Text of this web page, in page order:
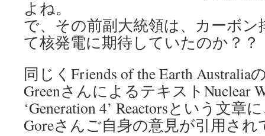
よね。
で、その前副大統領は、カーボ
て核発電に期待していたのか？？
同じくFriends of the Earth
GreenさんによるテキストNuclear
‘Generation 4’ Reactorsという文章
Goreさんご自身の意見が引用さ